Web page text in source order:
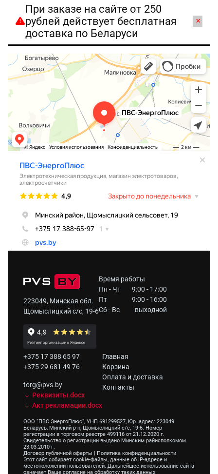
При заказе на сайте от 250
рублей действует бесплатная
доставка по Беларуси
×
223049, Минская обл.
Щомыслицкий с/с, 19-6
Время работы
Пн - Чт
9:00 - 17:00
Пт
9:00 - 16:00
Сб - Вс
выходной
+375 17 388 65 97
+375 29 681 49 76
torg@pvs.by
Реквизиты.docx
Акт рекламации.docx
Главная
Корзина
Оплата и доставка
Контакты
ООО “ПВС ЭнергоПлюс”, УНП 691299527, Юр. адрес: 223049
Беларусь, Минский р-н, Щомыслицкий с/с, 19-6. Номер
регистрации в торговом реестре 499116 от 21.12.2020 г.
Свидетельство о регистрации выдано Минским райисполкомом
23.03.2010 г.
Договор публичной оферты | Политика конфиденциальности
Этот сайт собирает cookie-файлы, данные об IP-адресе и
местоположении пользователей. Дальнейшее использование сайта
означает Ваше согласие на обработку таких данных.